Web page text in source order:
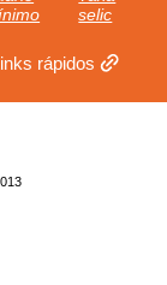
selic
rápidos